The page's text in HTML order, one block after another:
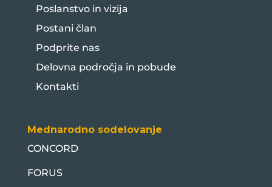
Poslanstvo in vizija
Postani član
Podprite nas
Delovna področja in pobude
Kontakti
Mednarodno sodelovanje
CONCORD
FORUS